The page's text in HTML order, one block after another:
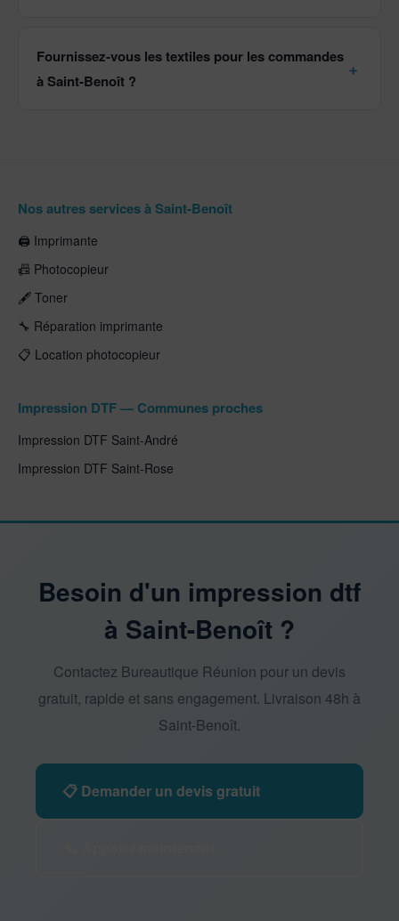
Fournissez-vous les textiles pour les commandes
à Saint-Benoît ?
Nos autres services à Saint-Benoît
🖨️ Imprimante
📠 Photocopieur
🖋️ Toner
🔧 Réparation imprimante
📋 Location photocopieur
Impression DTF — Communes proches
Impression DTF Saint-André
Impression DTF Saint-Rose
Besoin d'un impression dtf
à Saint-Benoît ?
Contactez Bureautique Réunion pour un devis
gratuit, rapide et sans engagement. Livraison 48h à
Saint-Benoît.
📋 Demander un devis gratuit